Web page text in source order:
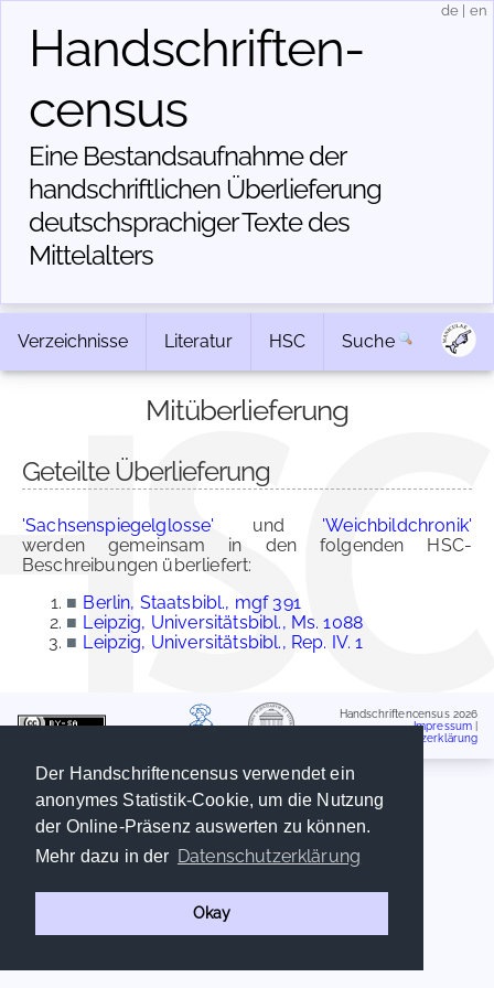
Der Handschriftencensus verwendet ein
anonymes Statistik-Cookie, um die Nutzung
der Online-Präsenz auswerten zu können.
Mehr dazu in der Datenschutzerklärung
Okay
Handschriften­
census
Eine Bestandsaufnahme der
handschriftlichen Über­lieferung
deutschsprachiger Texte des
Mittelalters
de en
Verzeichnisse Literatur HSC Suche
Mitüberlieferung
Geteilte Überlieferung
'Sachsenspiegelglosse' und 'Weichbildchronik'
werden gemeinsam in den folgenden HSC-
Beschreibungen überliefert:
■ Berlin, Staatsbibl., mgf 391
■ Leipzig, Universitätsbibl., Ms. 1088
■ Leipzig, Universitätsbibl., Rep. IV. 1
Handschriftencensus 2026
Impressum
Datenschutzerklärung